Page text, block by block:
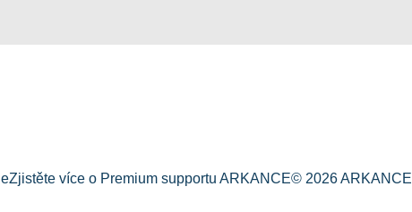
Zjistěte více o Premium supportu ARKANCE© 2026 ARKANCE